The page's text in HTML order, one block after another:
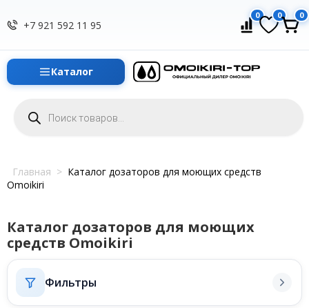
+7 921 592 11 95
0 0 0
Каталог
товаров
Главная > Каталог дозаторов для моющих средств
Omoikiri
Каталог дозаторов для моющих
средств Omoikiri
Фильтры